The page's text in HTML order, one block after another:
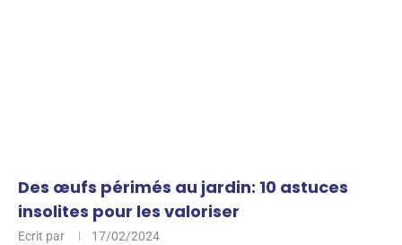
Des œufs périmés au jardin: 10 astuces
insolites pour les valoriser
Ecrit par 17/02/2024